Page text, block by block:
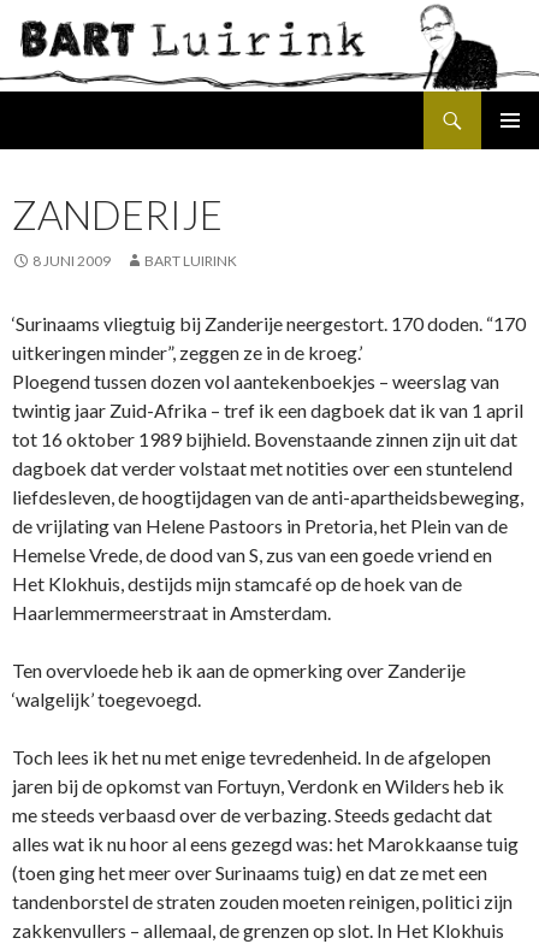
ZANDERIJE
8 JUNI 2009 BART LUIRINK
‘Surinaams vliegtuig bij Zanderije neergestort. 170 doden. “170
uitkeringen minder”, zeggen ze in de kroeg.’
Ploegend tussen dozen vol aantekenboekjes – weerslag van
twintig jaar Zuid-Afrika – tref ik een dagboek dat ik van 1 april
tot 16 oktober 1989 bijhield. Bovenstaande zinnen zijn uit dat
dagboek dat verder volstaat met notities over een stuntelend
liefdesleven, de hoogtijdagen van de anti-apartheidsbeweging,
de vrijlating van Helene Pastoors in Pretoria, het Plein van de
Hemelse Vrede, de dood van S, zus van een goede vriend en
Het Klokhuis, destijds mijn stamcafé op de hoek van de
Haarlemmermeerstraat in Amsterdam.
Ten overvloede heb ik aan de opmerking over Zanderije
‘walgelijk’ toegevoegd.
Toch lees ik het nu met enige tevredenheid. In de afgelopen
jaren bij de opkomst van Fortuyn, Verdonk en Wilders heb ik
me steeds verbaasd over de verbazing. Steeds gedacht dat
alles wat ik nu hoor al eens gezegd was: het Marokkaanse tuig
(toen ging het meer over Surinaams tuig) en dat ze met een
tandenborstel de straten zouden moeten reinigen, politici zijn
zakkenvullers – allemaal, de grenzen op slot. In Het Klokhuis